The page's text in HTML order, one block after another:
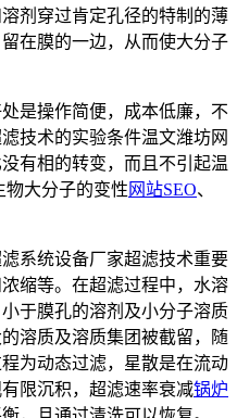
剂穿过肯定孔径的特制的薄
在膜的一边，从而使大分子
是操作简便，成本低廉，不
技术的实验条件温文潍坊网
有相的转变，而且不引起温
物大分子的变性 网站SEO、
系统设备厂家超滤技术重要
缩等。在超滤过程中，水溶
于膜孔的溶剂及小分子溶质
溶质及溶质集团被截留，随
为动态过滤，星散是在流动
限沉积，超滤速率衰减锅炉